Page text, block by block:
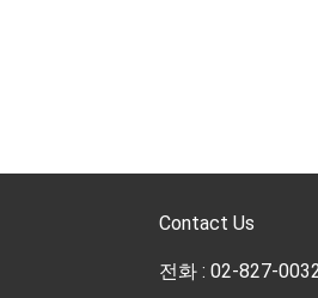
Contact Us
전화 : 02-827-